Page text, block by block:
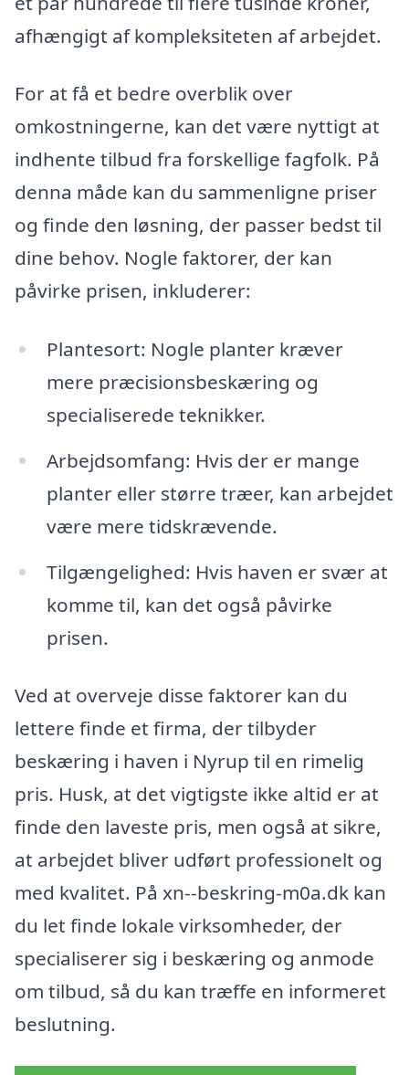
afhængigt af kompleksiteten af arbejdet.
For at få et bedre overblik over
omkostningerne, kan det være nyttigt at
indhente tilbud fra forskellige fagfolk. På
denna måde kan du sammenligne priser
og finde den løsning, der passer bedst til
dine behov. Nogle faktorer, der kan
påvirke prisen, inkluderer:
Plantesort: Nogle planter kræver
mere præcisionsbeskæring og
specialiserede teknikker.
Arbejdsomfang: Hvis der er mange
planter eller større træer, kan arbejdet
være mere tidskrævende.
Tilgængelighed: Hvis haven er svær at
komme til, kan det også påvirke
prisen.
Ved at overveje disse faktorer kan du
lettere finde et firma, der tilbyder
beskæring i haven i Nyrup til en rimelig
pris. Husk, at det vigtigste ikke altid er at
finde den laveste pris, men også at sikre,
at arbejdet bliver udført professionelt og
med kvalitet. På xn--beskring-m0a.dk kan
du let finde lokale virksomheder, der
specialiserer sig i beskæring og anmode
om tilbud, så du kan træffe en informeret
beslutning.